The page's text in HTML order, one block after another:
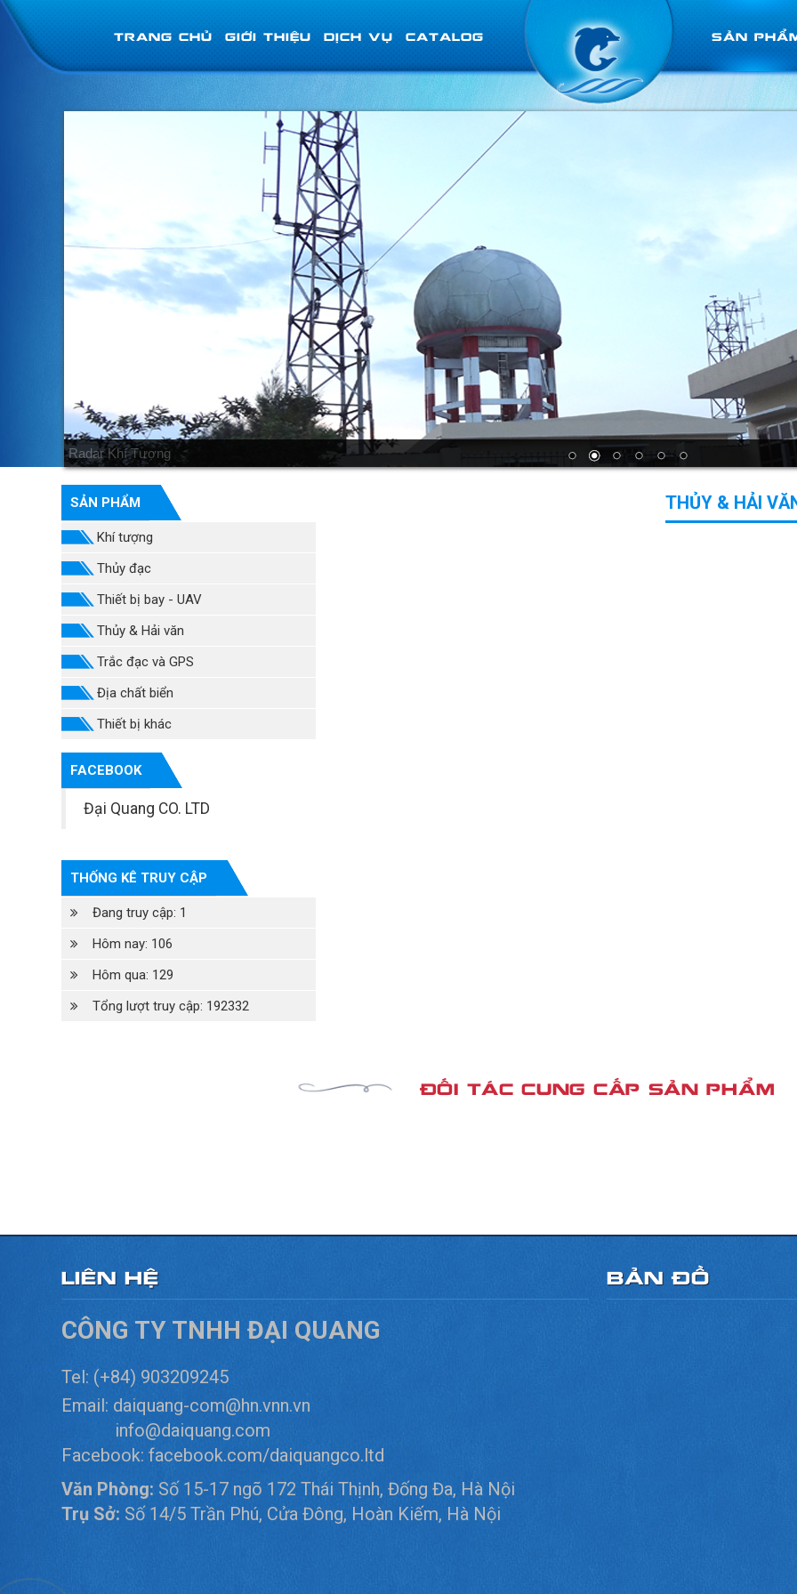
TRANG CHỦ GIỚI THIỆU DỊCH VỤ CATALOG SẢN
Triển khai thiết bị
THỦY & HẢI
SẢN PHẨM
Khí tượng
Thủy đạc
Thiết bị bay - UAV
Thủy & Hải văn
Trắc đạc và GPS
Địa chất biển
Thiết bị khác
FACEBOOK
Đại Quang CO. LTD
THỐNG KÊ TRUY CẬP
Đang truy cập: 1
Hôm nay: 106
Hôm qua: 129
Tổng lượt truy cập: 192332
ĐỐI TÁC CUNG CẤP SẢN PHẨM
LIÊN HỆ
CÔNG TY TNHH ĐẠI QUANG
Tel: (+84) 903209245
Email: daiquang-com@hn.vnn.vn
info@daiquang.com
Facebook: facebook.com/daiquangco.ltd
Văn Phòng: Số 15-17 ngõ 172 Thái Thịnh, Đống Đa, Hà Nội
Trụ Sở: Số 14/5 Trần Phú, Cửa Đông, Hoàn Kiếm, Hà Nội
BẢN ĐỒ